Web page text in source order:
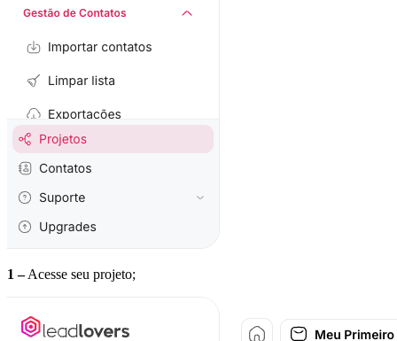
1 –Acesse seu projeto;